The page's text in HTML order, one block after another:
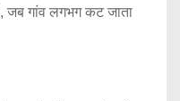
जब गांव लगभग कट जाता